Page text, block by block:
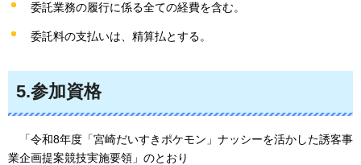
委託業務の履行に係る全ての経費を含む。
委託料の支払いは、精算払とする。
5.参加資格
「令和8年度「宮崎だいすきポケモン」ナッシーを活かした誘客事
業企画提案競技実施要領」のとおり